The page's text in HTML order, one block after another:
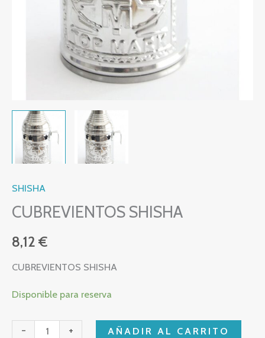
SHISHA
CUBREVIENTOS SHISHA
8,12 €
CUBREVIENTOS SHISHA
Disponible para reserva
- + AÑADIR AL CARRITO